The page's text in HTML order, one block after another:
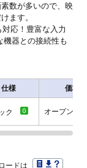
数が多いので、映
ます。
応！豊富な入力
機器との接続性も
仕様 価格
ク オープン
ードは